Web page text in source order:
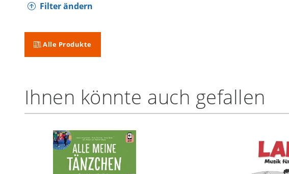
Filter ändern
Alle Produkte
Ihnen könnte auch gefallen